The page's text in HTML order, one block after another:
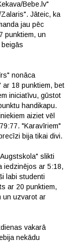
Bebe.lv"
Jāteic, ka
jau pēc
punktiem, un
nonāca
18 punktiem, bet
iniciatīvu, gūstot
handikapu.
aiziet vēl
"Karavīriem"
bija tikai divi.
slikti
iedzinējos ar 5:18,
labi studenti
ar 20 punktiem,
un uzvarot ar
vakarā
nekādu